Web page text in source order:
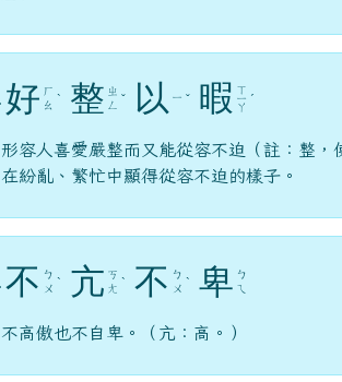
好 ㄏ
ㄠ ˋ 整 ㄓ
ㄥ ˇ 以 ㄧ ˇ 暇 ㄒ
ㄧ
ㄚ
ˊ
形容人喜愛嚴整而又能從容不迫（註：整，
在紛亂、繁忙中顯得從容不迫的樣子。
不 ㄅ
ㄨ ˋ 亢 ㄎ
ㄤ ˋ 不 ㄅ
ㄨ ˋ 卑 ㄅ
ㄟ
不高傲也不自卑。（亢：高。）